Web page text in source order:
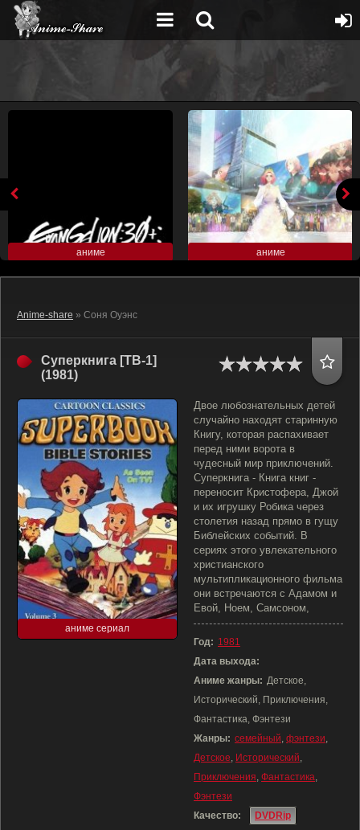
аниме аниме
Anime-share » Соня Оуэнс
Суперкнига [ТВ-1]
(1981)
аниме сериал
Двое любознательных детей
случайно находят старинную
Книгу, которая распахивает
перед ними ворота в
чудесный мир приключений.
Суперкнига - Книга книг -
переносит Кристофера, Джой
и их игрушку Робика через
столетия назад прямо в гущу
Библейских событий. В
сериях этого увлекательного
христианского
мультипликационного фильма
они встречаются с Адамом и
Евой, Ноем, Самсоном,
Год: 1981
Дата выхода:
Аниме жанры: Детское,
Исторический, Приключения,
Фантастика, Фэнтези
Жанры: семейный, фэнтези,
Детское, Исторический,
Приключения, Фантастика,
Фэнтези
Качество:
DVDRip